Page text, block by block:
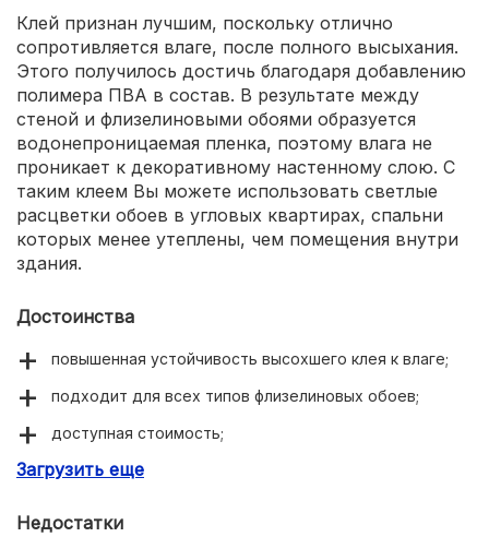
Клей признан лучшим, поскольку отлично
сопротивляется влаге, после полного высыхания.
Этого получилось достичь благодаря добавлению
полимера ПВА в состав. В результате между
стеной и флизелиновыми обоями образуется
водонепроницаемая пленка, поэтому влага не
проникает к декоративному настенному слою. С
таким клеем Вы можете использовать светлые
расцветки обоев в угловых квартирах, спальни
которых менее утеплены, чем помещения внутри
здания.
Достоинства
повышенная устойчивость высохшего клея к влаге;
подходит для всех типов флизелиновых обоев;
доступная стоимость;
пачки хватает на 35 м кв.;
Загрузить еще
Недостатки